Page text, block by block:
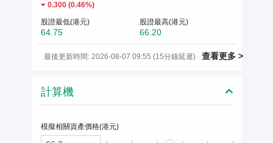
0.300(0.46%)
股證最低(港元)
64.75
股證最高(港元)
66.20
最後更新時間: 2026-08-07 09:55 (15分鐘延遲) 查看更多 >
計算機
模擬相關資產價格(港元)